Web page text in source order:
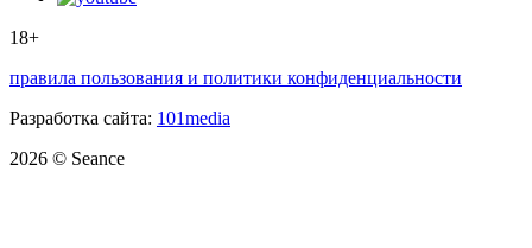
18+
правила пользования и политики конфиденциальности
Разработка сайта: 101media
2026 © Seance